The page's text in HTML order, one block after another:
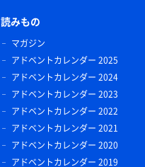
読みもの
マガジン
アドベントカレンダー 2025
アドベントカレンダー 2024
アドベントカレンダー 2023
アドベントカレンダー 2022
アドベントカレンダー 2021
アドベントカレンダー 2020
アドベントカレンダー 2019